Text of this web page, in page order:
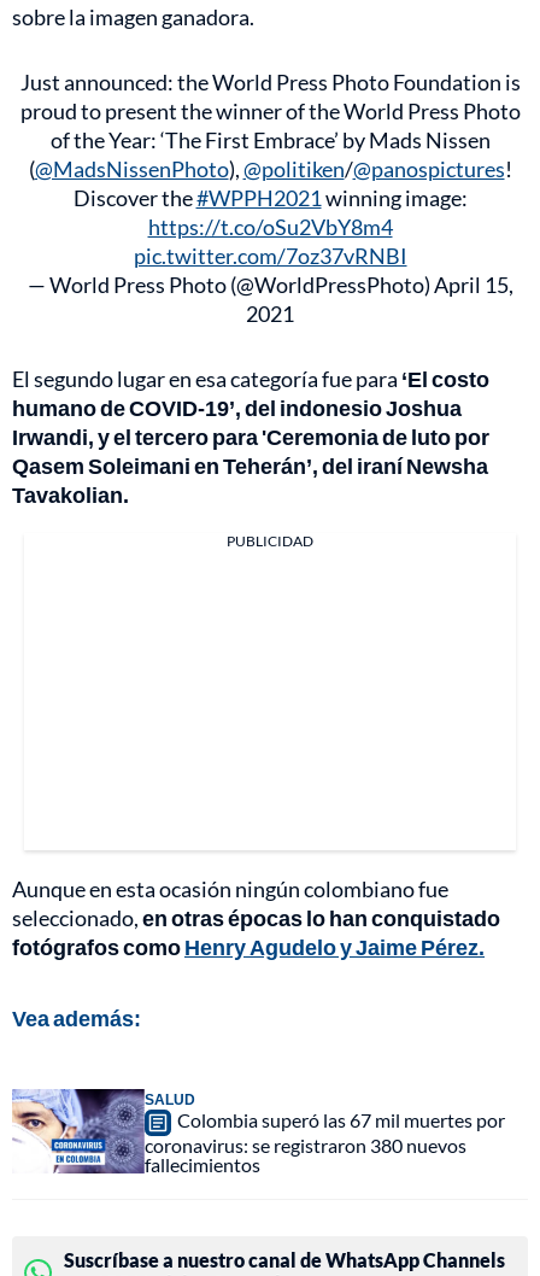
sobre la imagen ganadora.
Just announced: the World Press Photo Foundation is
proud to present the winner of the World Press Photo
of the Year: ‘The First Embrace’ by Mads Nissen
(@MadsNissenPhoto),@politiken/@panospictures!
Discover the#WPPH2021winning image:
https://t.co/oSu2VbY8m4
pic.twitter.com/7oz37vRNBI
— World Press Photo (@WorldPressPhoto)April 15,
2021
El segundo lugar en esa categoría fue para ‘El costo
humano de COVID-19’, del indonesio Joshua
Irwandi, y el tercero para 'Ceremonia de luto por
Qasem Soleimani en Teherán’, del iraní Newsha
Tavakolian.
PUBLICIDAD
Aunque en esta ocasión ningún colombiano fue
seleccionado,en otras épocas lo han conquistado
fotógrafos comoHenry Agudelo y Jaime Pérez.
Vea además:
SALUD
Colombia superó las 67 mil muertes por
coronavirus: se registraron 380 nuevos
fallecimientos
Suscríbase a nuestro canal de WhatsApp Channels